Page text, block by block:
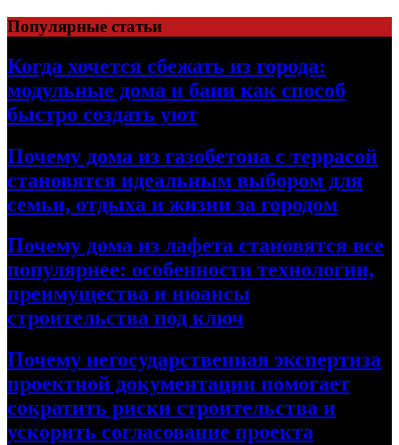
Перейти
к
содержимому
Популярные статьи
Когда хочется сбежать из города:
модульные дома и бани как способ
быстро создать уют
Почему дома из газобетона с террасой
становятся идеальным выбором для
семьи, отдыха и жизни за городом
Почему дома из лафета становятся все
популярнее: особенности технологии,
преимущества и нюансы
строительства под ключ
Почему негосударственная экспертиза
проектной документации помогает
сократить риски строительства и
ускорить согласование проекта